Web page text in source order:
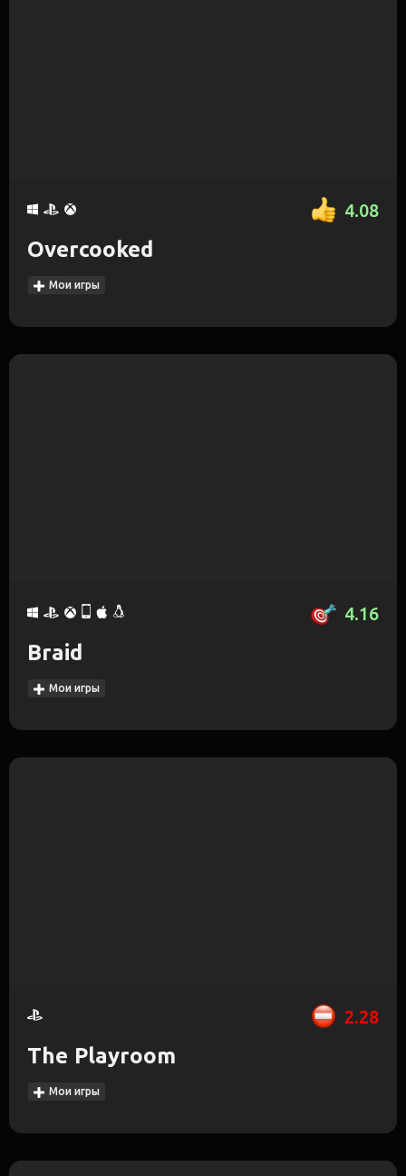
4.08
Overcooked
Мои игры
4.16
Braid
Мои игры
2.28
The Playroom
Мои игры